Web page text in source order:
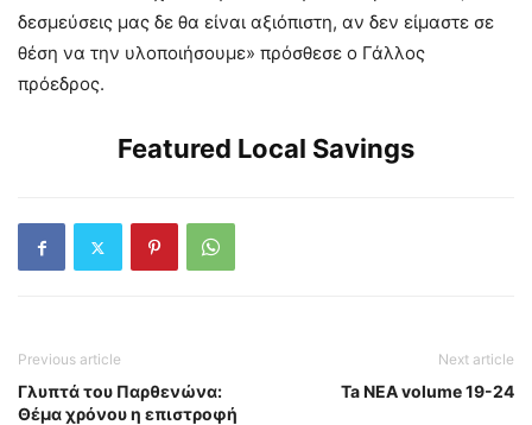
δεσμεύσεις μας δε θα είναι αξιόπιστη, αν δεν είμαστε σε
θέση να την υλοποιήσουμε» πρόσθεσε ο Γάλλος
πρόεδρος.
Featured Local Savings
Previous article
Γλυπτά του Παρθενώνα:
Θέμα χρόνου η επιστροφή
Next article
Ta NEA volume 19-24